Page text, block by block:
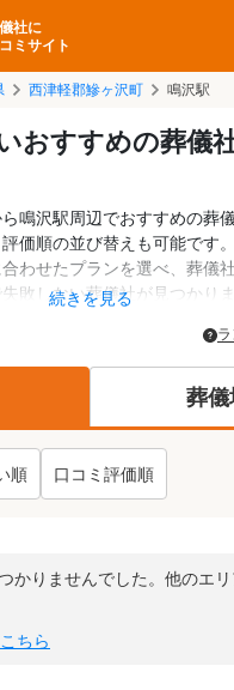
社に
ミサイト
西津軽郡鰺ヶ沢町 鳴沢駅
おすすめの葬儀
鳴沢駅周辺でおすすめの葬
価順の並び替えも可能です
わせたプランを選べ、葬儀
敗しない葬儀社が見つかり
います。24時間の相談受付で
続きを見る
葬
順 口コミ評価順
かりませんでした。他のエ
ちら